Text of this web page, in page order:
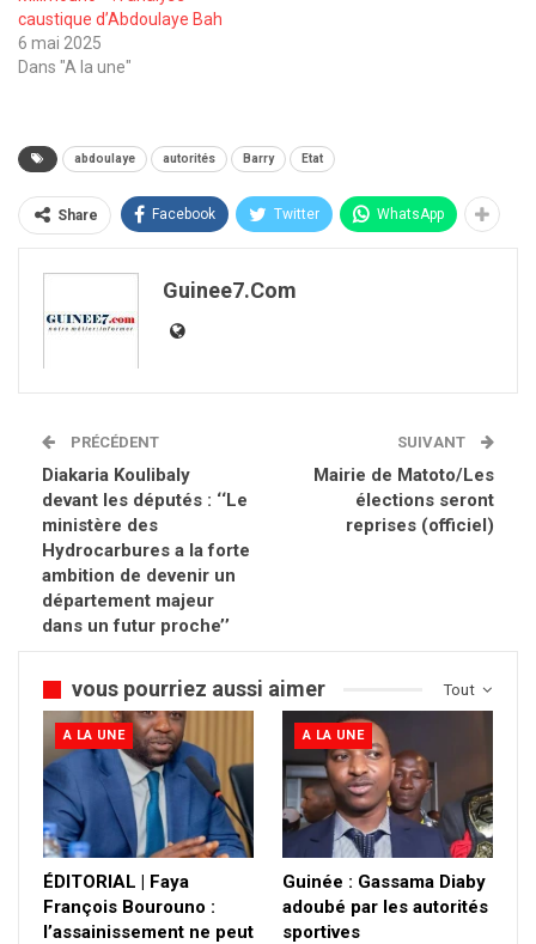
caustique d’Abdoulaye Bah
6 mai 2025
Dans "A la une"
abdoulaye autorités Barry Etat
Share Facebook Twitter WhatsApp
Guinee7.com
PRÉCÉDENT
Diakaria Koulibaly
devant les députés : ‘‘Le
ministère des
Hydrocarbures a la forte
ambition de devenir un
département majeur
dans un futur proche’’
SUIVANT
Mairie de Matoto/Les
élections seront
reprises (officiel)
Tout
vous pourriez aussi aimer
A LA UNE
ÉDITORIAL | Faya
François Bourouno :
l’assainissement ne peut
A LA UNE
Guinée : Gassama Diaby
adoubé par les autorités
sportives